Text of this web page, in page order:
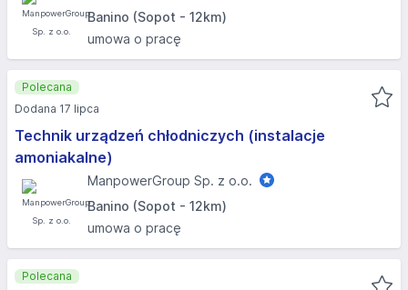
Banino (Sopot - 12km)
umowa o pracę
Technik urządzeń chłodniczych (instalacje
amoniakalne)
ManpowerGroup Sp. z o.o.
Banino (Sopot - 12km)
umowa o pracę
Polecana
Dodana 17 lipca
Polecana